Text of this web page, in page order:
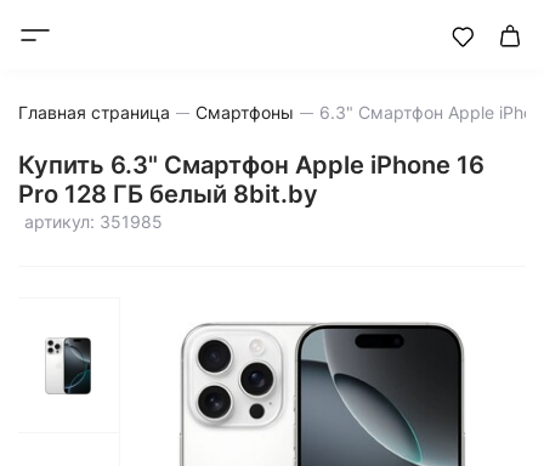
Главная страница Смартфоны
Купить 6.3" Смартфон Apple iPhone 16
Pro 128 ГБ белый 8bit.by
артикул: 351985